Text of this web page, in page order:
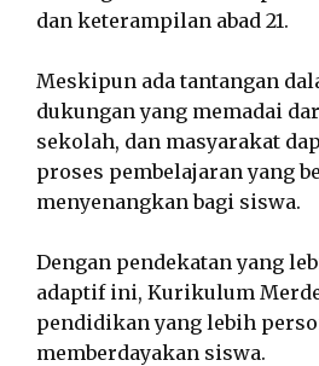
dan keterampilan abad 21.
Meskipun ada tantangan
dukungan yang memadai
sekolah, dan masyarakat
proses pembelajaran yang
menyenangkan bagi siswa.
Dengan pendekatan yang
adaptif ini, Kurikulum
pendidikan yang lebih
memberdayakan siswa.